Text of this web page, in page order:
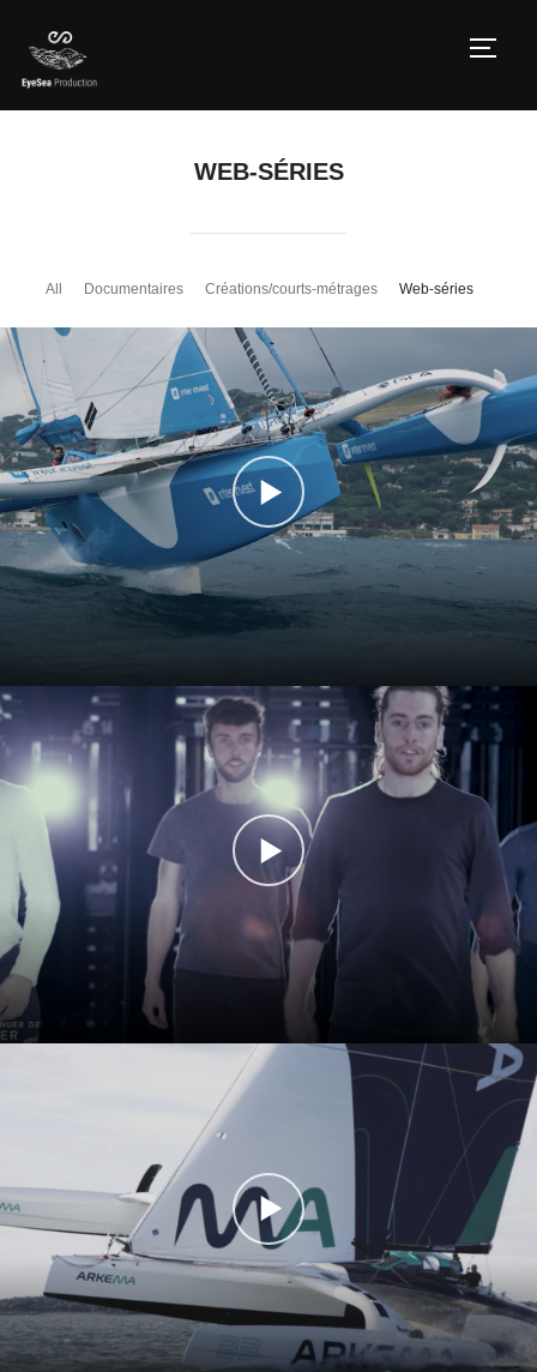
WEB-SÉRIES
All Documentaires Créations/courts-métrages Web-séries